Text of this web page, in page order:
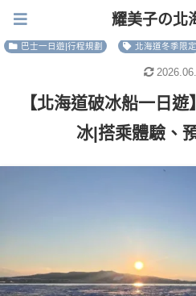
耀美子の北
巴士一日遊|行程規劃 北海道冬季限定
【北海道破冰船一日
冰|搭乘體驗、
耀美子の北